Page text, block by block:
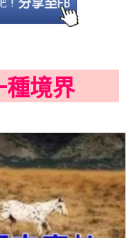
種境界